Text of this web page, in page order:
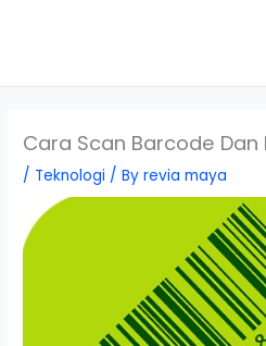
Cara Scan Barcode Dan
/ Teknologi / Byrevia maya